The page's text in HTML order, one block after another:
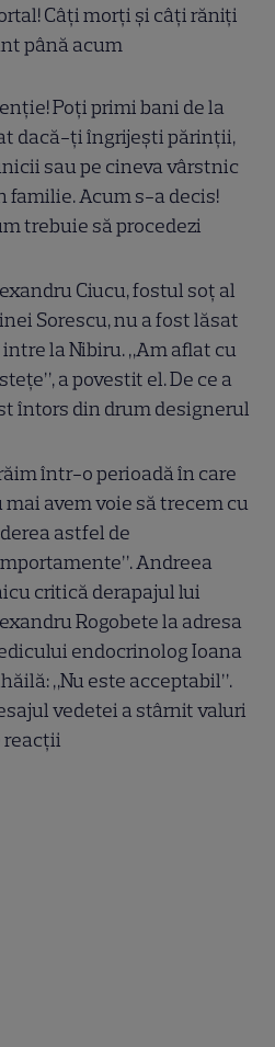
Câți morți și câți răniți
până acum
Poți primi bani de la
dacă-ți îngrijești părinții,
sau pe cineva vârstnic
familie. Acum s-a decis!
trebuie să procedezi
Ciucu, fostul soț al
Sorescu, nu a fost lăsat
intre la Nibiru. „Am aflat cu
a povestit el. De ce a
întors din drum designerul
într-o perioadă în care
mai avem voie să trecem cu
astfel de
Andreea
critică derapajul lui
Rogobete la adresa
endocrinolog Ioana
„Nu este acceptabil”.
vedetei a stârnit valuri
reacții